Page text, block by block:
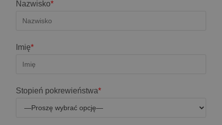
Nazwisko*
Imię*
Stopień pokrewieństwa*